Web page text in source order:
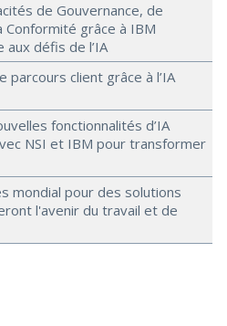
de Gouvernance, de
grâce à IBM
défis de l’IA
parcours client grâce à l’IA
fonctionnalités d’IA
NSI et IBM pour transformer
mondial pour des solutions
l'avenir du travail et de